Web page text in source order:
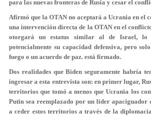
para las nuevas fronteras de Rusia y cesar el
Afirmó que la OTAN no aceptará a Ucrania en el
una intervención directa de la OTAN en el
otorgará un estatus similar al de Israel, lo
potencialmente su capacidad defensiva, pero
fuego o un acuerdo de paz. está firmado.
Dos realidades que Biden seguramente habría
ingresar a esta entrevista son: en primer lugar,
territorios que tomó a menos que Ucrania los
Putin sea reemplazado por un líder apaciguador
a ceder estos territorios a través de la